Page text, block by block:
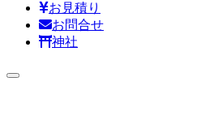
お見積り
お問合せ
神社